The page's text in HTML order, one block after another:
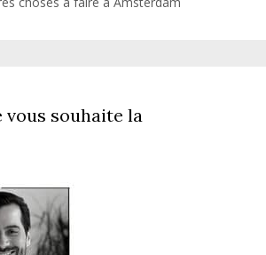
vous souhaite la